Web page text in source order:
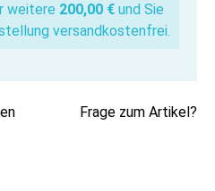
weitere 200,00 € und Sie
versandkostenfrei.
Frage zum Artikel?